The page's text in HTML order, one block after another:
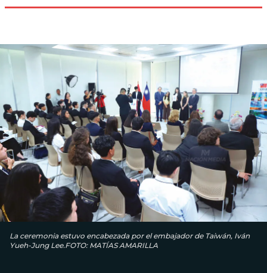
La ceremonia estuvo encabezada por el embajador de Taiwán, Iván
Yueh-Jung Lee.FOTO: MATÍAS AMARILLA